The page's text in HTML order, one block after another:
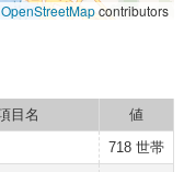
OpenStreetMapcontributors
目名
値
718 世帯